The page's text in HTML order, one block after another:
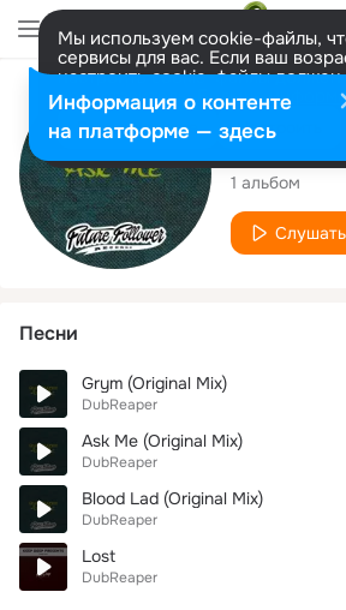
Мы используем cookie-файлы,
сервисы для вас. Если ваш
настроить cookie-файлы
представитель. Больше
Разрешить все Настроить
1 альбом
Слушать
Песни
Grym (Original Mix)
DubReaper
Ask Me (Original Mix)
DubReaper
Blood Lad (Original Mix)
DubReaper
Lost
DubReaper
Информация о контенте
на платформе — здесь